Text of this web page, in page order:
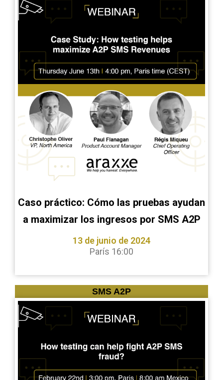
Caso práctico: Cómo las pruebas ayudan
a maximizar los ingresos por SMS A2P
13 de junio de 2024
París 16:00
SMS A2P